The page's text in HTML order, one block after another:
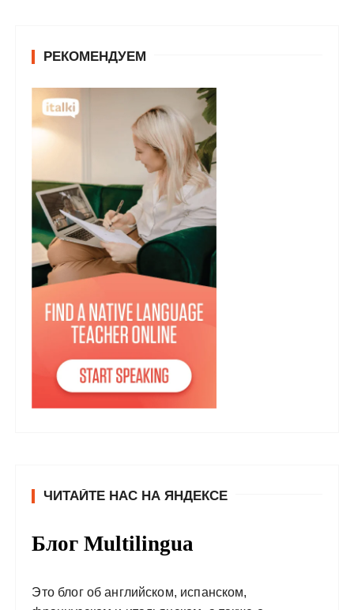
РЕКОМЕНДУЕМ
ЧИТАЙТЕ НАС НА ЯНДЕКСЕ
Блог Multilingua
Это блог об английском, испанском,